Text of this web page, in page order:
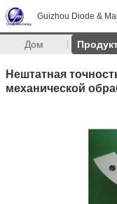
Guizhou Diode &
Дом
Нештатная
механической